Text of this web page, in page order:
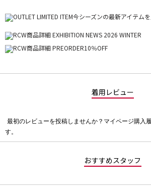
着用レビュー
価
最初のレビューを投稿しませんか？マイページ購入
す。
おすすめスタッフ